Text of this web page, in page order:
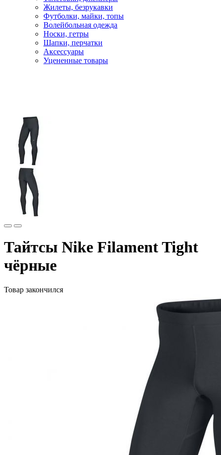
Жилеты, безрукавки
Футболки, майки, топы
Волейбольная одежда
Носки, гетры
Шапки, перчатки
Аксессуары
Уцененные товары
Тайтсы Nike Filament Tight
чёрные
Товар закончился